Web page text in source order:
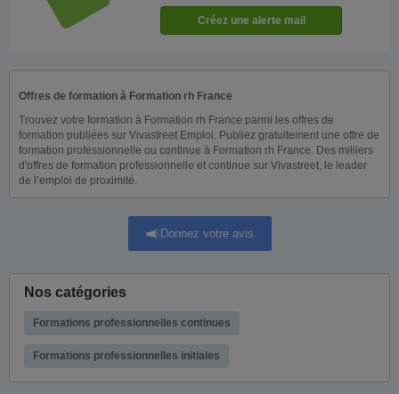
Offres de formation à Formation rh France
Trouvez votre formation à Formation rh France parmi les offres de
formation publiées sur Vivastreet Emploi. Publiez gratuitement une offre de
formation professionnelle ou continue à Formation rh France. Des milliers
d'offres de formation professionnelle et continue sur Vivastreet, le leader
de l’emploi de proximité.
Donnez votre avis
Nos catégories
Formations professionnelles continues
Formations professionnelles initiales